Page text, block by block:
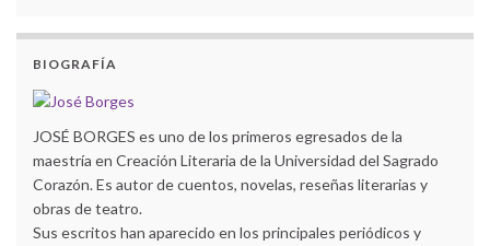
BIOGRAFÍA
JOSÉ BORGES es uno de los primeros egresados de la
maestría en Creación Literaria de la Universidad del Sagrado
Corazón. Es autor de cuentos, novelas, reseñas literarias y
obras de teatro.
Sus escritos han aparecido en los principales periódicos y